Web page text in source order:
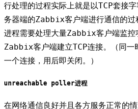
行处理的过程实际上就是以TCP套接
务器端的Zabbix客户端进行通信的
进程需要处理大量Zabbix客户端监控
Zabbix客户端建立TCP连接。（同一
一个连接，用后即关闭。）
unreachable poller进程
在网络通信良好并且各方服务正常